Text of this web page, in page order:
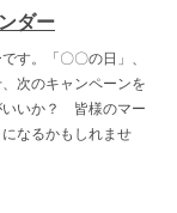
ダー
す。「〇〇の日」、
、次のキャンペーンを
いいか？ 皆様のマー
なるかもしれませ